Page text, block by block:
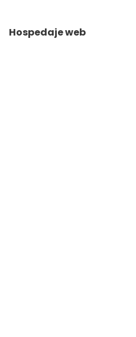
Hospedaje web